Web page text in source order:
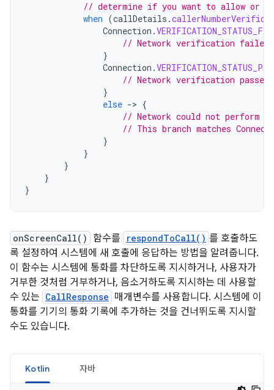
// determine if you want to allow or
when (callDetails .
Connection .
// Network verification
}
Connection .
// Network verification
}
else -> {
// Network could not perform
// This branch matches
}
}
}
}
}
onScreenCall() 함수를 respondToCall() 를 호출하도
록 설정하여 시스템에 새 호출에 응답하는 방법을 알려줍니다.
이 함수는 시스템에 통화를 차단하도록 지시하거나, 사용자가
거부한 것처럼 거부하거나, 음소거하도록 지시하는 데 사용할
수 있는 CallResponse 매개변수를 사용합니다. 시스템에 이
통화를 기기의 통화 기록에 추가하는 것을 건너뛰도록 지시할
수도 있습니다.
Kotlin 자바